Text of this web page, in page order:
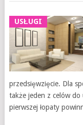
USŁUGI
przedsięwzięcie. Dla
także jeden z celów do
pierwszej łopaty